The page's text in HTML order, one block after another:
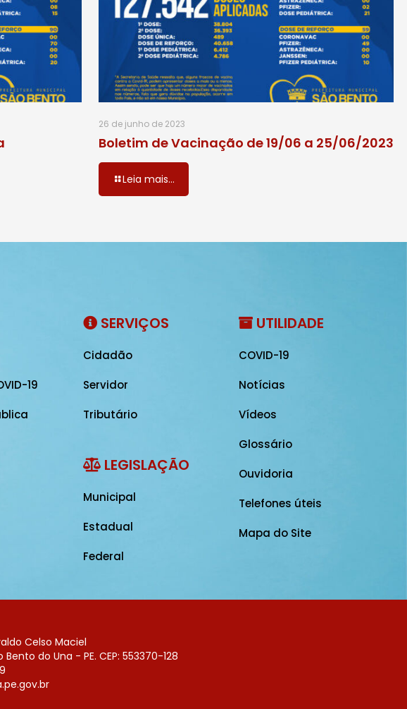
26 de junho de 2023
Boletim de Vacinação de 19/06 a 25/06/2023
Leia mais...
19
SERVIÇOS
Cidadão
Servidor
Tributário
LEGISLAÇÃO
Municipal
Estadual
Federal
UTILIDADE
COVID-19
Notícias
Vídeos
Glossário
Ouvidoria
Telefones úteis
Mapa do Site
Celso Maciel
do Una - PE. CEP: 553370-128